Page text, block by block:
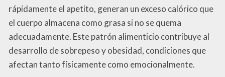
rápidamente el apetito, generan un exceso calórico que
el cuerpo almacena como grasa si no se quema
adecuadamente. Este patrón alimenticio contribuye al
desarrollo de sobrepeso y obesidad, condiciones que
afectan tanto físicamente como emocionalmente.